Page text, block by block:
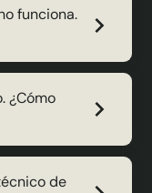
funciona.
¿Cómo
de